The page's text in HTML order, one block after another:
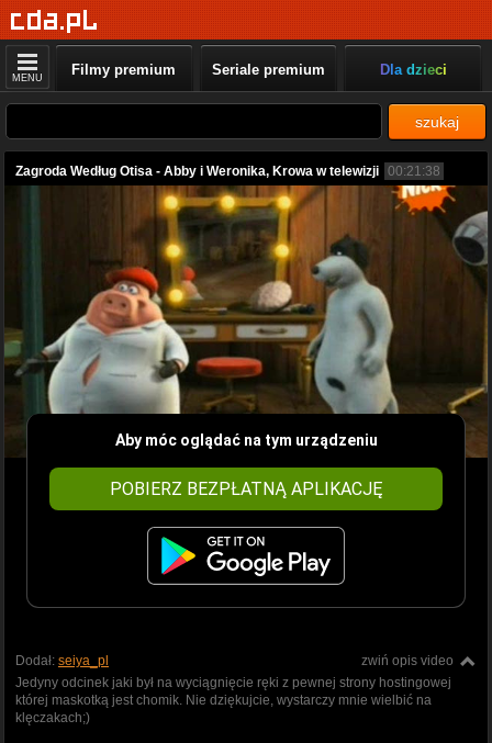
MENU Filmy premium Seriale premium Dla dzieci
szukaj
Zagroda Według Otisa - Abby i Weronika, Krowa w telewizji 00:21:38
Aby móc oglądać na tym urządzeniu
POBIERZ BEZPŁATNĄ APLIKACJĘ
zwiń opis video
Dodał: seiya_pl
Jedyny odcinek jaki był na wyciągnięcie ręki z pewnej strony hostingowej
której maskotką jest chomik. Nie dziękujcie, wystarczy mnie wielbić na
klęczakach;)